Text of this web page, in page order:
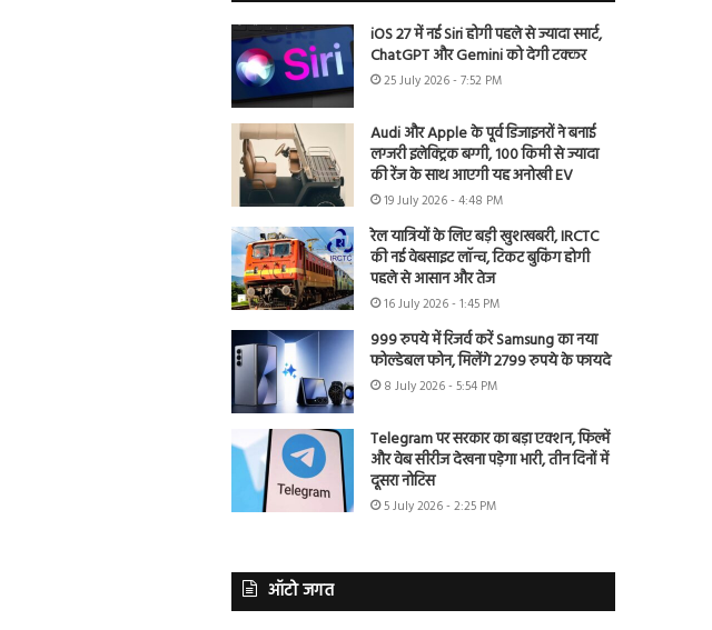
iOS 27 में नई Siri होगी पहले से ज्यादा स्मार्ट,
ChatGPT और Gemini को देगी टक्कर
25 July 2026 - 7:52 PM
Audi और Apple के पूर्व डिजाइनरों ने बनाई
लग्जरी इलेक्ट्रिक बग्गी, 100 किमी से ज्यादा
की रेंज के साथ आएगी यह अनोखी EV
19 July 2026 - 4:48 PM
रेल यात्रियों के लिए बड़ी खुशखबरी, IRCTC
की नई वेबसाइट लॉन्च, टिकट बुकिंग होगी
पहले से आसान और तेज
16 July 2026 - 1:45 PM
999 रुपये में रिजर्व करें Samsung का नया
फोल्डेबल फोन, मिलेंगे 2799 रुपये के फायदे
8 July 2026 - 5:54 PM
Telegram पर सरकार का बड़ा एक्शन, फिल्में
और वेब सीरीज देखना पड़ेगा भारी, तीन दिनों में
दूसरा नोटिस
5 July 2026 - 2:25 PM
ऑटो जगत